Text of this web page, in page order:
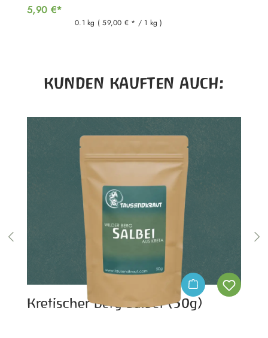
5,90 €*
0.1 kg ( 59,00 € * / 1 kg )
KUNDEN KAUFTEN AUCH:
Kretischer Berg Salbei (50g)